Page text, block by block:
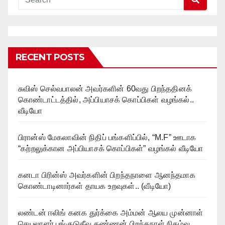
RECENT POSTS
சுவிஸ் செல்வபாலன் அவர்களின் 60வது பிறந்ததினக்
கொண்டாட்டத்தில், அப்பியாசக் கொப்பிகள் வழங்கல்..
வீடியோ
பிரான்ஸ் மேகலாவின் நிதிப் பங்களிப்பில், “M.F” ஊடாக
“கற்றலுக்கான அப்பியாசக் கொப்பிகள்” வழங்கல் வீடியோ
கனடா பிரின்ஸ் அவர்களின் பிறந்தநாளை ஆனந்தமாக
கொண்டாடினார்கள் தாயக உறவுகள்.. (வீடியோ)
லண்டன் ஈலிங் கனக துர்க்கை அம்மன் ஆலய முன்னாள்